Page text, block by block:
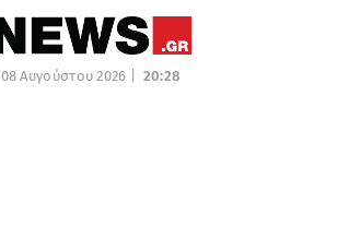
08 Αυγούστου 2026 | 20:28